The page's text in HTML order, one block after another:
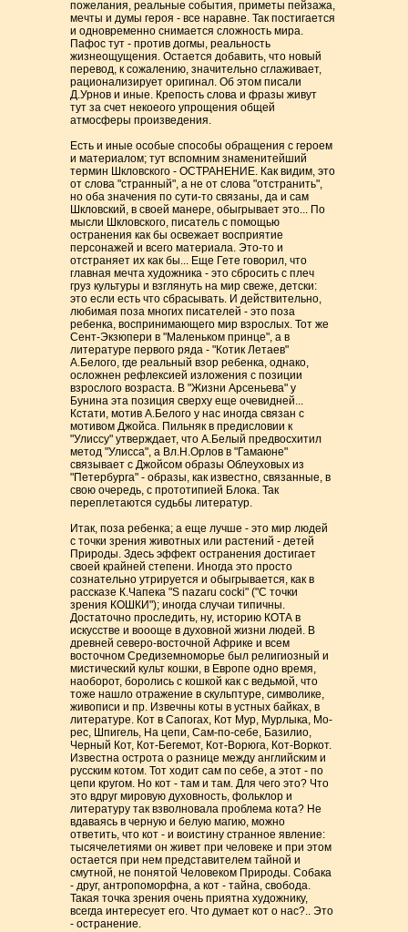
пожелания, реальные события, приметы пейзажа,
мечты и думы героя - все наравне. Так постигается
и одновременно снимается сложность мира.
Пафос тут - против догмы, реальность
жизнеощущения. Остается добавить, что новый
перевод, к сожалению, значительно сглаживает,
рационализирует оригинал. Об этом писали
Д.Урнов и иные. Крепость слова и фразы живут
тут за счет некоеого упрощения общей
атмосферы произведения.
Есть и иные особые способы обращения с героем
и материалом; тут вспомним знаменитейший
термин Шкловского - ОСТРАНЕНИЕ. Как видим, это
от слова "странный", а не от слова "отстранить",
но оба значения по сути-то связаны, да и сам
Шкловский, в своей манере, обыгрывает это... По
мысли Шкловского, писатель с помощью
остранения как бы освежает восприятие
персонажей и всего материала. Это-то и
отстраняет их как бы... Еще Гете говорил, что
главная мечта художника - это сбросить с плеч
груз культуры и взглянуть на мир свеже, детски:
это если есть что сбрасывать. И действительно,
любимая поза многих писателей - это поза
ребенка, воспринимающего мир взрослых. Тот же
Сент-Экзюпери в "Маленьком принце", а в
литературе первого ряда - "Котик Летаев"
А.Белого, где реальный взор ребенка, однако,
осложнен рефлексией изложения с позиции
взрослого возраста. В "Жизни Арсеньева" у
Бунина эта позиция сверху еще очевидней...
Кстати, мотив А.Белого у нас иногда связан с
мотивом Джойса. Пильняк в предисловии к
"Улиссу" утверждает, что А.Белый предвосхитил
метод "Улисса", а Вл.Н.Орлов в "Гамаюне"
связывает с Джойсом образы Облеуховых из
"Петербурга" - образы, как известно, связанные, в
свою очередь, с прототипией Блока. Так
переплетаются судьбы литератур.
Итак, поза ребенка; а еще лучше - это мир людей
с точки зрения животных или растений - детей
Природы. Здесь эффект остранения достигает
своей крайней степени. Иногда это просто
сознательно утрируется и обыгрывается, как в
рассказе К.Чапека "S nazaru cocki" ("С точки
зрения КОШКИ"); иногда случаи типичны.
Достаточно проследить, ну, историю КОТА в
искусстве и воооще в духовной жизни людей. В
древней северо-восточной Африке и всем
восточном Средиземноморье был религиозный и
мистический культ кошки, в Европе одно время,
наоборот, боролись с кошкой как с ведьмой, что
тоже нашло отражение в скульптуре, символике,
живописи и пр. Извечны коты в устных байках, в
литературе. Кот в Сапогах, Кот Мур, Мурлыка, Мо-
рес, Шпигель, На цепи, Сам-по-себе, Базилио,
Черный Кот, Кот-Бегемот, Кот-Ворюга, Кот-Воркот.
Известна острота о разнице между английским и
русским котом. Тот ходит сам по себе, а этот - по
цепи кругом. Но кот - там и там. Для чего это? Что
это вдруг мировую духовность, фольклор и
литературу так взволновала проблема кота? Не
вдаваясь в черную и белую магию, можно
ответить, что кот - и воистину странное явление:
тысячелетиями он живет при человеке и при этом
остается при нем представителем тайной и
смутной, не понятой Человеком Природы. Собака
- друг, антропоморфна, а кот - тайна, свобода.
Такая точка зрения очень приятна художнику,
всегда интересует его. Что думает кот о нас?.. Это
- остранение.